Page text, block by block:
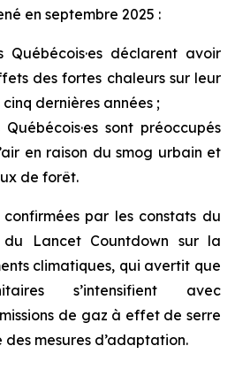
en septembre 2025 :
déclarent avoir
des fortes chaleurs sur leur
dernières années ;
sont préoccupés
en raison du smog urbain et
de forêt.
par les constats du
du
Lancet Countdown sur la
climatiques, qui avertit que
s’intensifient avec
de gaz à effet de serre
des mesures d’adaptation.